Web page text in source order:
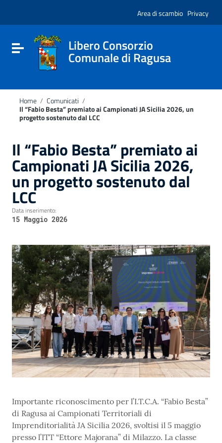
sito
include
Vai al footer
Area di scambio Privacy
Attiva / disattiva la navigazione
Libero Consorzio
Comunale di Ragusa
Home / Comunicati /
Il “Fabio Besta” premiato ai Campionati JA Sicilia 2026, un
progetto sostenuto dal LCC
Il “Fabio Besta” premiato ai
Campionati JA Sicilia 2026,
un progetto sostenuto dal
LCC
Data inserimento:
15 Maggio 2026
Importante riconoscimento per l’I.T.C.A. “Fabio Besta”
di Ragusa ai Campionati Territoriali di
Imprenditorialità JA Sicilia 2026, svoltisi il 5 maggio
presso l’ITT “Ettore Majorana” di Milazzo. La classe